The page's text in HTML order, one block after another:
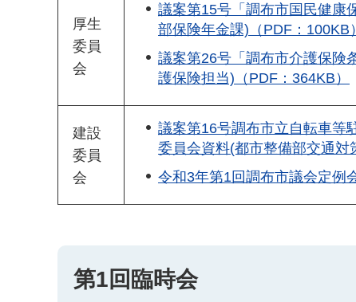
厚生
委員
会
議案第15号「調布市国民健康
部保険年金課)（PDF：100KB）
議案第26号「調布市介護保険
護保険担当)（PDF：364KB）
建設
委員
会
議案第16号調布市立自転車等
委員会資料(都市整備部交通対
令和3年第1回調布市議会定例
第1回臨時会